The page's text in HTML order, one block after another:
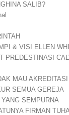
SALIB?
& VISI ELLEN
PREDESTINASI
MAU AKREDITASI
SEMUA GEREJA
SEMPURNA
FIRMAN